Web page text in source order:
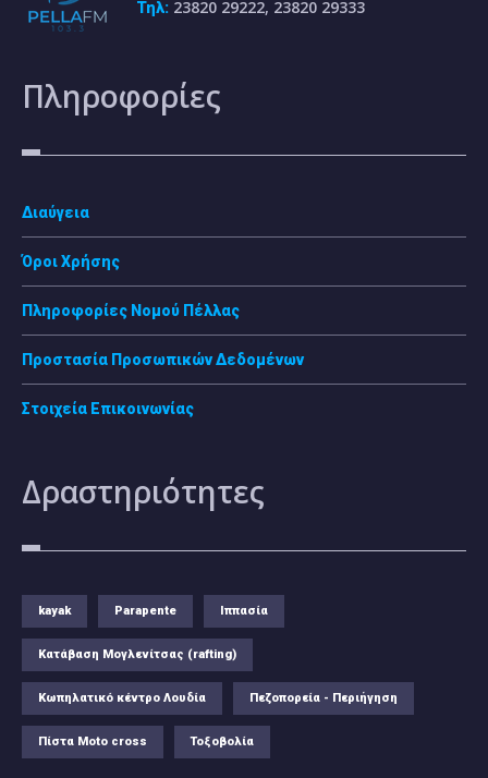
Τηλ: 23820 29222, 23820 29333
Πληροφορίες
Διαύγεια
Όροι Χρήσης
Πληροφορίες Νομού Πέλλας
Προστασία Προσωπικών Δεδομένων
Στοιχεία Επικοινωνίας
Δραστηριότητες
kayak Parapente Ιππασία
Κατάβαση Μογλενίτσας (rafting)
Κωπηλατικό κέντρο Λουδία Πεζοπορεία - Περιήγηση
Πίστα Moto cross Τοξοβολία